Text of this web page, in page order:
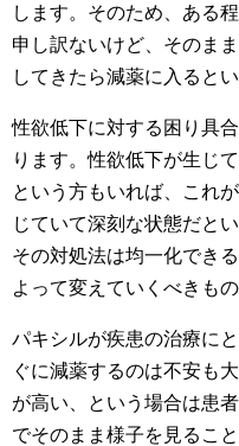
します。そのため、ある
申し訳ないけど、そのま
してきたら減薬に入ると
性欲低下に対する困り具
ります。性欲低下が生じ
という方もいれば、これ
じていて深刻な状態だと
その対処法は均一化でき
よって変えていくべきもの
パキシルが疾患の治療に
ぐに減薬するのは不安も
が高い、という場合は患
でそのまま様子を見ること